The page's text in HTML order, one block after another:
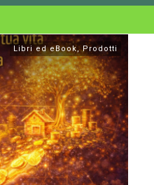
Libri ed eBook,Prodotti